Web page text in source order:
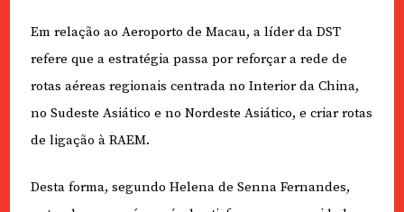
Em relação ao Aeroporto de Macau, a líder da DST
refere que a estratégia passa por reforçar a rede de
rotas aéreas regionais centrada no Interior da China,
no Sudeste Asiático e no Nordeste Asiático, e criar rotas
de ligação à RAEM.
Desta forma, segundo Helena de Senna Fernandes,